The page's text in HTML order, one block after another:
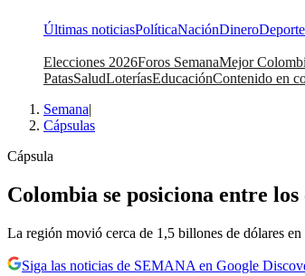
Últimas noticiasPolíticaNaciónDinero
Elecciones 2026Foros SemanaMejor
PatasSaludLoteríasEducaciónContenido en
Semana|
Cápsulas
Cápsula
Colombia se posiciona entre
La región movió cerca de 1,5 billones de dólares
Siga las noticias de SEMANA en Google